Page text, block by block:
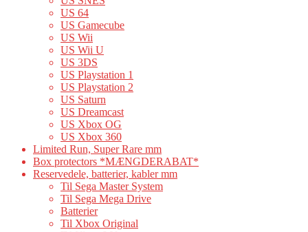
US 64
US Gamecube
US Wii
US Wii U
US 3DS
US Playstation 1
US Playstation 2
US Saturn
US Dreamcast
US Xbox OG
US Xbox 360
Limited Run, Super Rare mm
Box protectors *MÆNGDERABAT*
Reservedele, batterier, kabler mm
Til Sega Master System
Til Sega Mega Drive
Batterier
Til Xbox Original